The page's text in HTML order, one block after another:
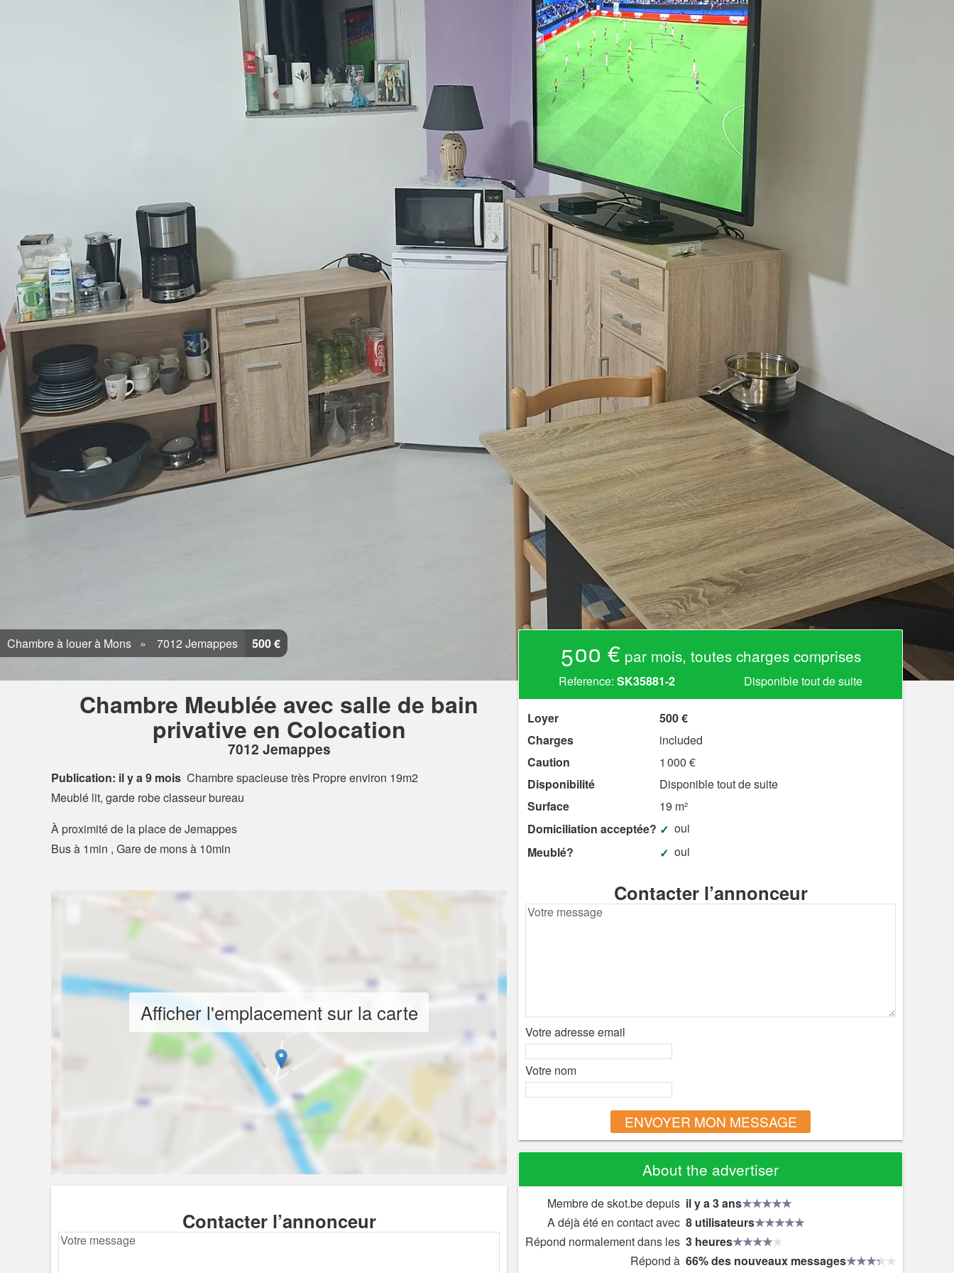
Chambre à louer à Mons 7012 Jemappes 500 €
Chambre Meublée avec salle de bain
privative en Colocation
7012 Jemappes
Publication: il y a 9 mois Chambre spacieuse très Propre environ 19m2
Meublé lit, garde robe classeur bureau
À proximité de la place de Jemappes
Bus à 1min , Gare de mons à 10min
Afficher l'emplacement sur la carte
Contacter l’annonceur
500 € par mois, toutes charges comprises
Reference:SK35881-2 Disponible tout de suite
Loyer
500 €
Charges
included
Caution
1 000 €
Disponibilité
Disponible tout de suite
Surface
19 m²
Domiciliation acceptée?
oui
Meublé?
oui
Contacter l’annonceur
Votre adresse email
Votre nom
ENVOYER MON MESSAGE
About the advertiser
Membre de skot.be depuis il y a 3 ans
A déjà été en contact avec 8 utilisateurs
Répond normalement dans les 3 heures
Répond à 66% des nouveaux messages